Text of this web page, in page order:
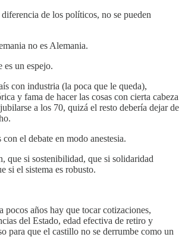
de los políticos, no se pueden
no es Alemania.
es un espejo.
con industria (la poca que le queda),
y fama de hacer las cosas con cierta cabeza
a los 70, quizá el resto debería dejar de
el debate en modo anestesia.
que si sostenibilidad, que si solidaridad
si el sistema es robusto.
pocos años hay que tocar cotizaciones,
del Estado, edad efectiva de retiro y
para que el castillo no se derrumbe como un